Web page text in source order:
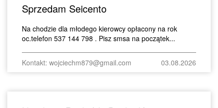
Sprzedam Seicento
Na chodzie dla młodego kierowcy opłacony na rok
oc.telefon 537 144 798 . Pisz smsa na początek...
Kontakt: wojciechm879@gmail.com 03.08.2026